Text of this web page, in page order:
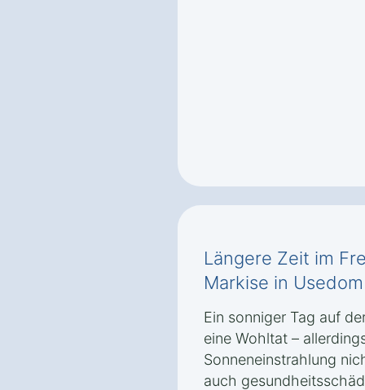
Längere Zeit im
Markise in
Ein sonniger Tag auf
eine Wohltat –
Sonneneinstrahlung
auch